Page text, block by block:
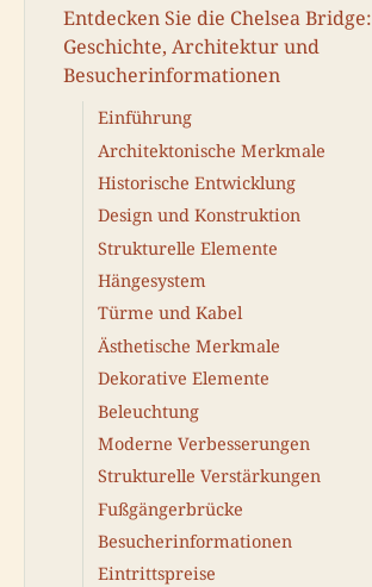
Entdecken Sie die Chelsea Bridge:
Geschichte, Architektur und
Besucherinformationen
Einführung
Architektonische Merkmale
Historische Entwicklung
Design und Konstruktion
Strukturelle Elemente
Hängesystem
Türme und Kabel
Ästhetische Merkmale
Dekorative Elemente
Beleuchtung
Moderne Verbesserungen
Strukturelle Verstärkungen
Fußgängerbrücke
Besucherinformationen
Eintrittspreise